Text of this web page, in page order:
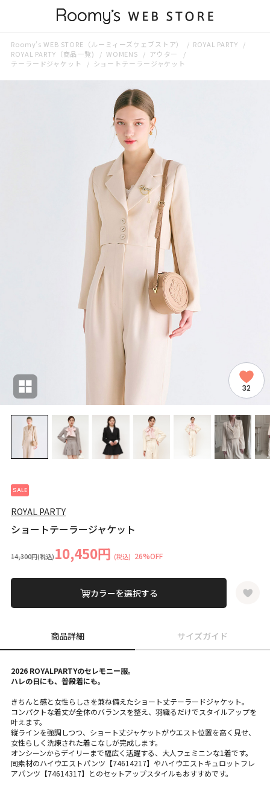
Roomy’s WEB STORE（ルーミィーズウェブストア）
ROYAL PARTY
ROYAL PARTY（商品一覧)
WOMENS
アウター
テーラードジャケット
ショートテーラージャケット
32
SALE
ROYAL PARTY
ショートテーラージャケット
14,300円(税込) 10,450円 (税込) 26%OFF
カラーを選択する
商品詳細 サイズガイド
2026 ROYALPARTYのセレモニー服。
ハレの日にも、普段着にも。
きちんと感と女性らしさを兼ね備えたショート丈テーラードジャケット。
コンパクトな着丈が全体のバランスを整え、羽織るだけでスタイルアップを
叶えます。
縦ラインを強調しつつ、ショート丈ジャケットがウエスト位置を高く見せ、
女性らしく洗練された着こなしが完成します。
オンシーンからデイリーまで幅広く活躍する、大人フェミニンな1着です。
同素材のハイウエストパンツ【74614217】やハイウエストキュロットフレ
アパンツ【74614317】とのセットアップスタイルもおすすめです。